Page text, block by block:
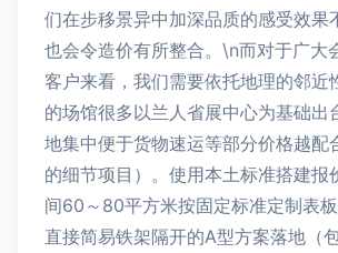
们在步移景异中加深品质的感受效果
也会令造价有所整合。\n而对于广大
客户来看，我们需要依托地理的邻近
的场馆很多以兰人省展中心为基础出
地集中便于货物速运等部分价格越配
的细节项目）。使用本土标准搭建报
间60～80平方米按固定标准定制表
直接简易铁架隔开的A型方案落地（